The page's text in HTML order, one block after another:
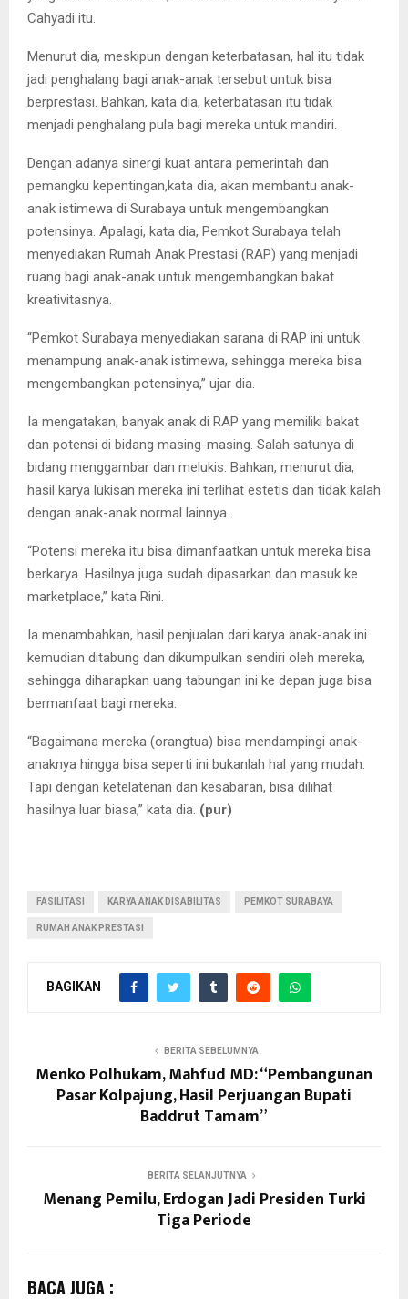
Cahyadi itu.
Menurut dia, meskipun dengan keterbatasan, hal itu tidak
jadi penghalang bagi anak-anak tersebut untuk bisa
berprestasi. Bahkan, kata dia, keterbatasan itu tidak
menjadi penghalang pula bagi mereka untuk mandiri.
Dengan adanya sinergi kuat antara pemerintah dan
pemangku kepentingan,kata dia, akan membantu anak-
anak istimewa di Surabaya untuk mengembangkan
potensinya. Apalagi, kata dia, Pemkot Surabaya telah
menyediakan Rumah Anak Prestasi (RAP) yang menjadi
ruang bagi anak-anak untuk mengembangkan bakat
kreativitasnya.
“Pemkot Surabaya menyediakan sarana di RAP ini untuk
menampung anak-anak istimewa, sehingga mereka bisa
mengembangkan potensinya,” ujar dia.
Ia mengatakan, banyak anak di RAP yang memiliki bakat
dan potensi di bidang masing-masing. Salah satunya di
bidang menggambar dan melukis. Bahkan, menurut dia,
hasil karya lukisan mereka ini terlihat estetis dan tidak kalah
dengan anak-anak normal lainnya.
“Potensi mereka itu bisa dimanfaatkan untuk mereka bisa
berkarya. Hasilnya juga sudah dipasarkan dan masuk ke
marketplace,” kata Rini.
Ia menambahkan, hasil penjualan dari karya anak-anak ini
kemudian ditabung dan dikumpulkan sendiri oleh mereka,
sehingga diharapkan uang tabungan ini ke depan juga bisa
bermanfaat bagi mereka.
“Bagaimana mereka (orangtua) bisa mendampingi anak-
anaknya hingga bisa seperti ini bukanlah hal yang mudah.
Tapi dengan ketelatenan dan kesabaran, bisa dilihat
hasilnya luar biasa,” kata dia. (pur)
FASILITASI KARYA ANAK DISABILITAS PEMKOT SURABAYA
RUMAH ANAK PRESTASI
BAGIKAN
BERITA SEBELUMNYA
Menko Polhukam, Mahfud MD: “Pembangunan
Pasar Kolpajung, Hasil Perjuangan Bupati
Baddrut Tamam”
BERITA SELANJUTNYA
Menang Pemilu, Erdogan Jadi Presiden Turki
Tiga Periode
BACA JUGA :